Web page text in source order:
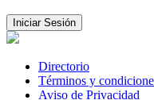
Iniciar Sesión
Directorio
Términos y
Aviso de Privacidad